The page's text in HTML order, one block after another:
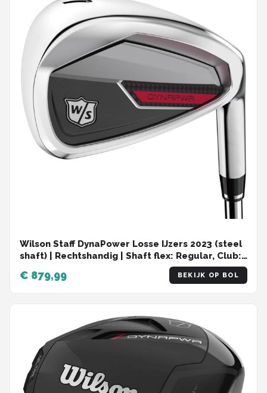
Wilson Staff DynaPower Losse IJzers 2023 (steel
shaft) | Rechtshandig | Shaft flex: Regular, Club:
Gap Wedge (GW) | Rechtshandig | | Shaft flex:
Regular, Club: Gap Wedge (GW)
€ 879,99 BEKIJK OP BOL